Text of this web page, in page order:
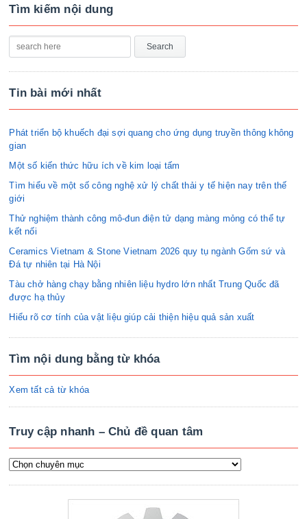
Tìm kiếm nội dung
Tin bài mới nhất
Phát triển bộ khuếch đại sợi quang cho ứng dụng truyền thông không
gian
Một số kiến thức hữu ích về kim loại tấm
Tìm hiểu về một số công nghệ xử lý chất thải y tế hiện nay trên thế
giới
Thử nghiệm thành công mô-đun điện tử dạng màng mỏng có thể tự
kết nối
Ceramics Vietnam & Stone Vietnam 2026 quy tụ ngành Gốm sứ và
Đá tự nhiên tại Hà Nội
Tàu chở hàng chạy bằng nhiên liệu hydro lớn nhất Trung Quốc đã
được hạ thủy
Hiểu rõ cơ tính của vật liệu giúp cải thiện hiệu quả sản xuất
Tìm nội dung bằng từ khóa
Xem tất cả từ khóa
Truy cập nhanh – Chủ đề quan tâm